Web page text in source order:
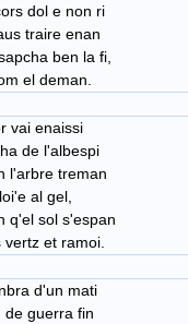
dol e non ri
traire ​enan
ben la fi,
el deman.
vai enaissi
de l'albespi
l'arbre treman
al gel,
​q'el sol s'espan
et ramoi.
d'un mati
de guerra fin